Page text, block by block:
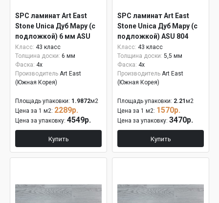
SPC ламинат Art East
Stone Unica Дуб Мару (с
подложкой) 6 мм ASU
804
Класс: 43 класс
Толщина доски: 6 мм
Фаска: 4x
Производитель Art East
(Южная Корея)
Площадь упаковки: 1.9872м2
Цена за 1 м2: 2289р.
Цена за упаковку: 4549р.
Купить
SPC ламинат Art East
Stone Unica Дуб Мару (с
подложкой) ASU 804
Класс: 43 класс
Толщина доски: 5,5 мм
Фаска: 4x
Производитель Art East
(Южная Корея)
Площадь упаковки: 2.21 м2
Цена за 1 м2: 1570р.
Цена за упаковку: 3470р.
Купить